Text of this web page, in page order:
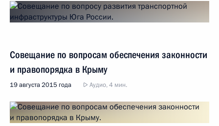
Совещание по вопросам обеспечения законности
и правопорядка в Крыму
19 августа 2015 года Аудио, 4 мин.